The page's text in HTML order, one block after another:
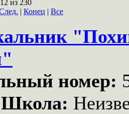
из 230
| Конец | Все
номер:
Школа: